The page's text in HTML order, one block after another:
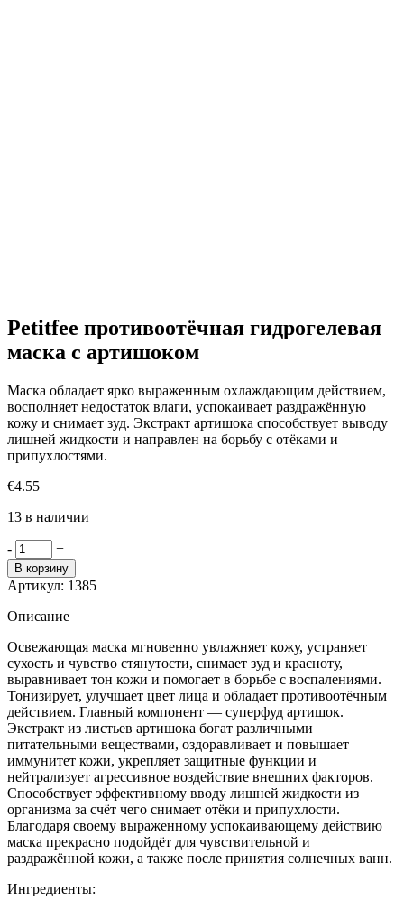
Petitfee противоотёчная гидрогелевая
маска с артишоком
Маска обладает ярко выраженным охлаждающим действием,
восполняет недостаток влаги, успокаивает раздражённую
кожу и снимает зуд. Экстракт артишока способствует выводу
лишней жидкости и направлен на борьбу с отёками и
припухлостями.
€4.55
13 в наличии
- Количество
товара
Petitfee
противоотёчная
гидрогелевая
с
артишоком
+
В корзину
Артикул: 1385
Описание
Освежающая маска мгновенно увлажняет кожу, устраняет
сухость и чувство стянутости, снимает зуд и красноту,
выравнивает тон кожи и помогает в борьбе с воспалениями.
Тонизирует, улучшает цвет лица и обладает противоотёчным
действием. Главный компонент — суперфуд артишок.
Экстракт из листьев артишока богат различными
питательными веществами, оздоравливает и повышает
иммунитет кожи, укрепляет защитные функции и
нейтрализует агрессивное воздействие внешних факторов.
Способствует эффективному вводу лишней жидкости из
организма за счёт чего снимает отёки и припухлости.
Благодаря своему выраженному успокаивающему действию
маска прекрасно подойдёт для чувствительной и
раздражённой кожи, а также после принятия солнечных ванн.
Ингредиенты: